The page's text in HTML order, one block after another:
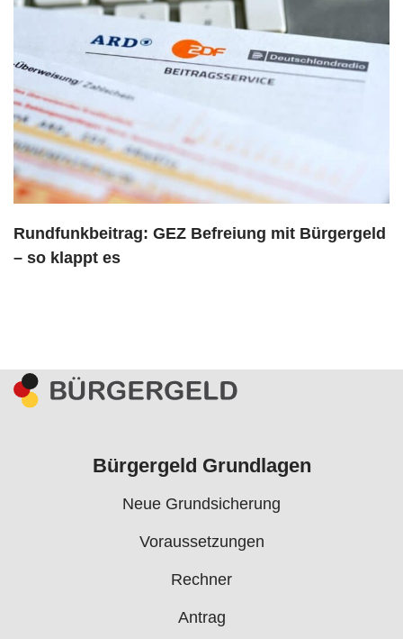
Rundfunkbeitrag: GEZ Befreiung mit Bürgergeld
– so klappt es
Bürgergeld Grundlagen
Neue Grundsicherung
Voraussetzungen
Rechner
Antrag